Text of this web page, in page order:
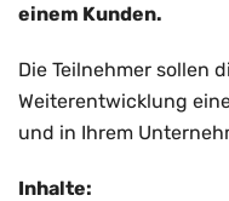
einem Kunden.
Die Teilnehmer sollen
Weiterentwicklung
und in Ihrem
Inhalte: